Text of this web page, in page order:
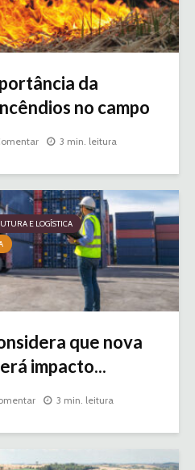
da
no campo
3 min. leitura
E LOGÍSTICA
que nova
impacto...
3 min. leitura